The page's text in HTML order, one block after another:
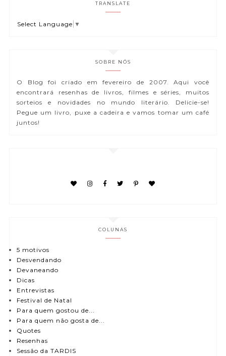
TRANSLATE
Select Language ▼
SOBRE NÓS
O Blog foi criado em fevereiro de 2007. Aqui você
encontrará resenhas de livros, filmes e séries, muitos
sorteios e novidades no mundo literário. Delicie-se!
Pegue um livro, puxe a cadeira e vamos tomar um café
juntos!
COLUNAS
5 motivos
Desvendando
Devaneando
Dicas
Entrevistas
Festival de Natal
Para quem gostou de...
Para quem não gosta de...
Quotes
Resenhas
Sessão da TARDIS